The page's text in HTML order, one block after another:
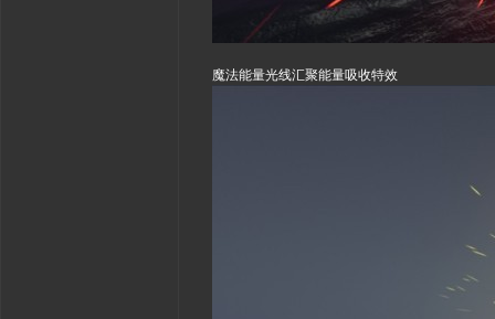
魔法能量光线汇聚能量吸收特效